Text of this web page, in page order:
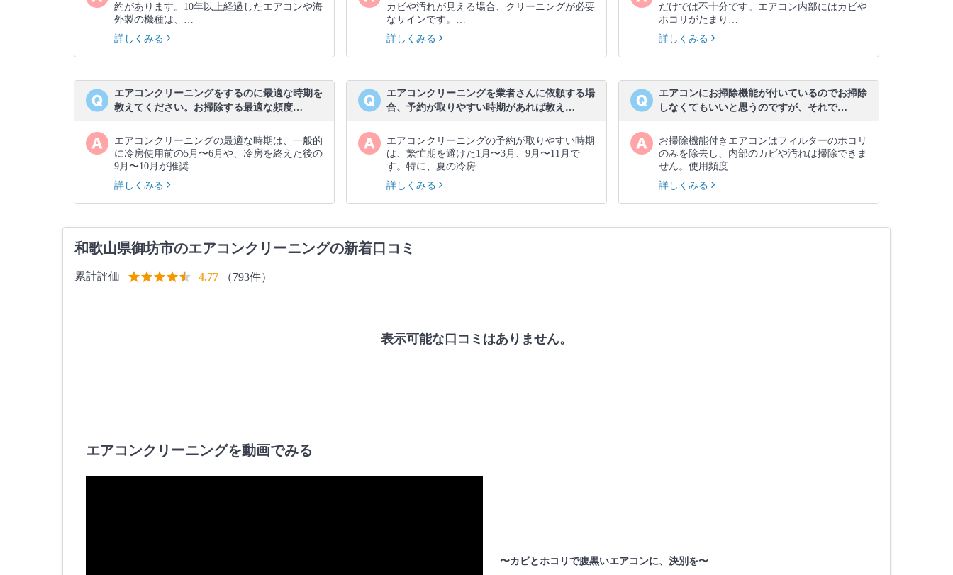
約があります。10年以上経過したエアコンや海
外製の機種は、…
詳しくみる
カビや汚れが見える場合、クリーニングが必要
なサインです。…
詳しくみる
だけでは不十分です。エアコン内部にはカビや
ホコリがたまり…
詳しくみる
エアコンクリーニングをするのに最適な時期を
教えてください。お掃除する最適な頻度…
エアコンクリーニングの最適な時期は、一般的
に冷房使用前の5月〜6月や、冷房を終えた後の
9月〜10月が推奨…
詳しくみる
エアコンクリーニングを業者さんに依頼する場
合、予約が取りやすい時期があれば教え…
エアコンクリーニングの予約が取りやすい時期
は、繁忙期を避けた1月〜3月、9月〜11月で
す。特に、夏の冷房…
詳しくみる
エアコンにお掃除機能が付いているのでお掃除
しなくてもいいと思うのですが、それで…
お掃除機能付きエアコンはフィルターのホコリ
のみを除去し、内部のカビや汚れは掃除できま
せん。使用頻度…
詳しくみる
和歌山県御坊市のエアコンクリーニングの新着口コミ
累計評価 4.77 （793件）
表示可能な口コミはありません。
エアコンクリーニングを動画でみる
〜カビとホコリで腹黒いエアコンに、決別を〜